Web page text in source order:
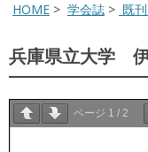
HOME > 学会誌 > 既
兵庫県立大学
ページ 1 / 2